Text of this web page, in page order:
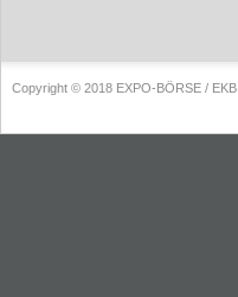
Copyright © 2018 EXPO-BÖRSE / EKB